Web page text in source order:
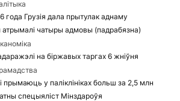
года Грузія дала прытулак аднаму
чатыры адмовы (падрабязна)
на біржавых таргах 6 жніўня
прымаюць у паліклініках больш за 2,5 млн
спецыяліст Мінздароўя